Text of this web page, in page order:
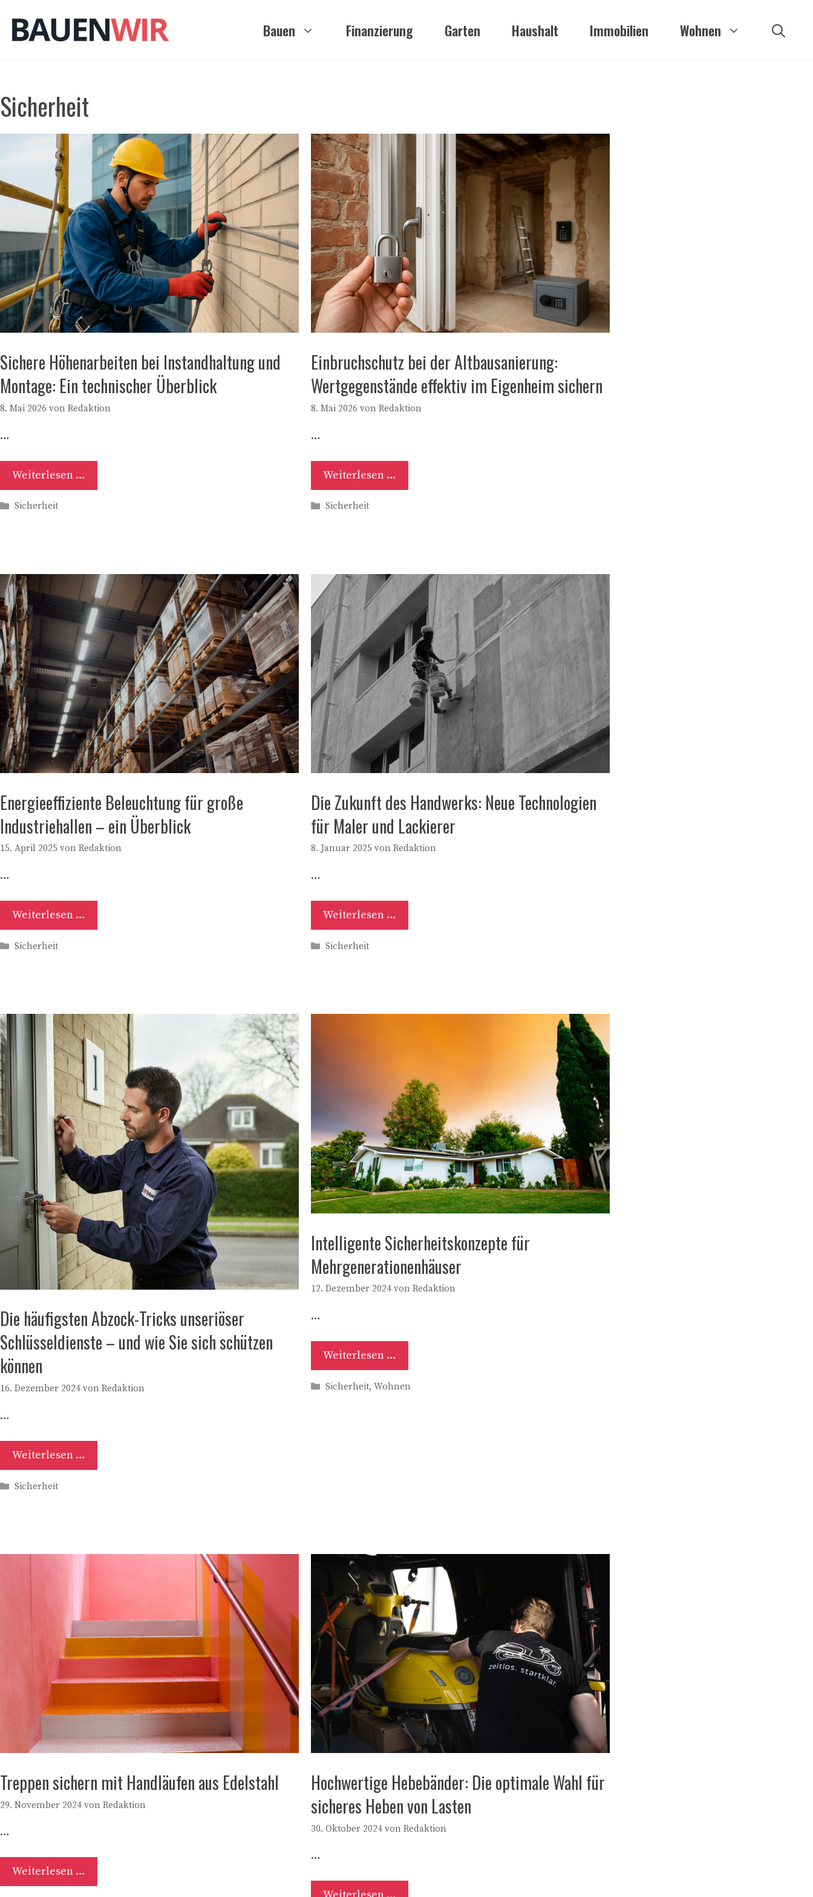
Inhalt
springen
Bauen Finanzierung Garten Haushalt Immobilien Wohnen
Sicherheit
Sichere Höhenarbeiten bei Instandhaltung und
Montage: Ein technischer Überblick
8. Mai 2026 von Redaktion
…
Weiterlesen …
Kategorien
Sicherheit
Einbruchschutz bei der Altbausanierung:
Wertgegenstände effektiv im Eigenheim sichern
8. Mai 2026 von Redaktion
…
Weiterlesen …
Kategorien
Sicherheit
Energieeffiziente Beleuchtung für große
Industriehallen – ein Überblick
15. April 2025 von Redaktion
…
Weiterlesen …
Kategorien
Sicherheit
Die Zukunft des Handwerks: Neue Technologien
für Maler und Lackierer
8. Januar 2025 von Redaktion
…
Weiterlesen …
Kategorien
Sicherheit
Die häufigsten Abzock-Tricks unseriöser
Schlüsseldienste – und wie Sie sich schützen
können
16. Dezember 2024 von Redaktion
…
Weiterlesen …
Kategorien
Sicherheit
Intelligente Sicherheitskonzepte für
Mehrgenerationenhäuser
12. Dezember 2024 von Redaktion
…
Weiterlesen …
Kategorien
Sicherheit,Wohnen
Treppen sichern mit Handläufen aus Edelstahl
29. November 2024 von Redaktion
…
Weiterlesen …
Hochwertige Hebebänder: Die optimale Wahl für
sicheres Heben von Lasten
30. Oktober 2024 von Redaktion
…